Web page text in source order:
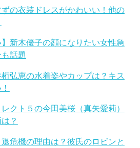
ずの衣装ドレスがかわいい！他の
】新木優子の顔になりたい女性急
話題
桁弘恵の水着姿やカップは？キス
クト５の今田美桜（真矢愛莉）
？
危機の理由は？彼氏のロビンと